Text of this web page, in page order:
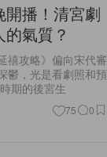
開播！清宮劇
氣質？
禧攻略》偏向宋代審
鬱，光是看劇照和預
期的後宮生
75 0